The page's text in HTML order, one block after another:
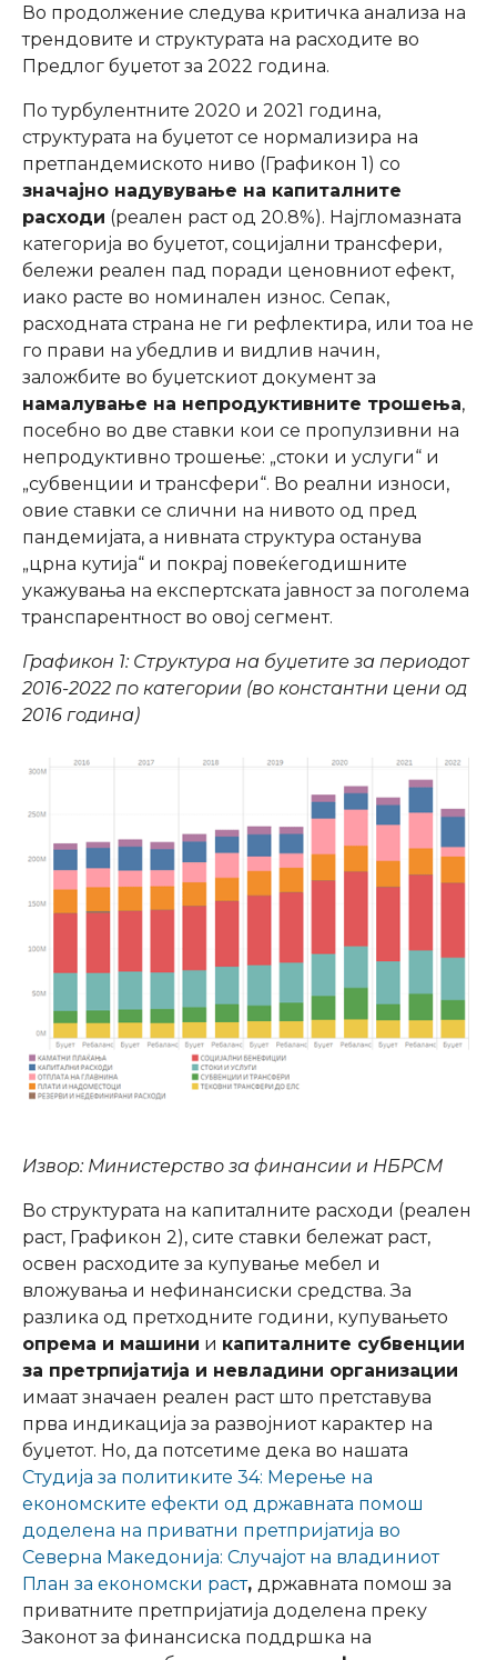
Во продолжение следува критичка анализа на
трендовите и структурата на расходите во
Предлог буџетот за 2022 година.
По турбулентните 2020 и 2021 година,
структурата на буџетот се нормализира на
претпандемиското ниво (Графикон 1) со
значајно надувување на капиталните
расходи (реален раст од 20.8%). Најгломазната
категорија во буџетот, социјални трансфери,
бележи реален пад поради ценовниот ефект,
иако расте во номинален износ. Сепак,
расходната страна не ги рефлектира, или тоа не
го прави на убедлив и видлив начин,
заложбите во буџетскиот документ за
намалување на непродуктивните трошења,
посебно во две ставки кои се пропулзивни на
непродуктивно трошење: „стоки и услуги“ и
„субвенции и трансфери“. Во реални износи,
овие ставки се слични на нивото од пред
пандемијата, а нивната структура останува
„црна кутија“ и покрај повеќегодишните
укажувања на експертската јавност за поголема
транспарентност во овој сегмент.
Графикон 1: Структура на буџетите за периодот
2016-2022 по категории (во константни цени од
2016 година)
Извор: Министерство за финансии и НБРСМ
Во структурата на капиталните расходи (реален
раст, Графикон 2), сите ставки бележат раст,
освен расходите за купување мебел и
вложувања и нефинансиски средства. За
разлика од претходните години, купувањето
опрема и машини и капиталните субвенции
за претрпијатија и невладини организации
имаат значаен реален раст што претставува
прва индикација за развојниот карактер на
буџетот. Но, да потсетиме дека во нашата
Студија за политиките 34: Мерење на
економските ефекти од државната помош
доделена на приватни претпријатија во
Северна Македонија: Случајот на владиниот
План за економски раст, државната помош за
приватните претпријатија доделена преку
Законот за финансиска поддршка на